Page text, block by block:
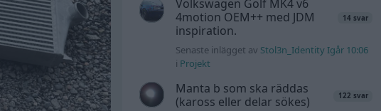
Volkswagen Golf MK4 v6
4motion OEM++ med JDM
inspiration.
14 svar
Senaste inlägget av Stol3n_Identity Igår 10:06
i Projekt
Manta b som ska räddas
(kaross eller delar sökes)
122 svar